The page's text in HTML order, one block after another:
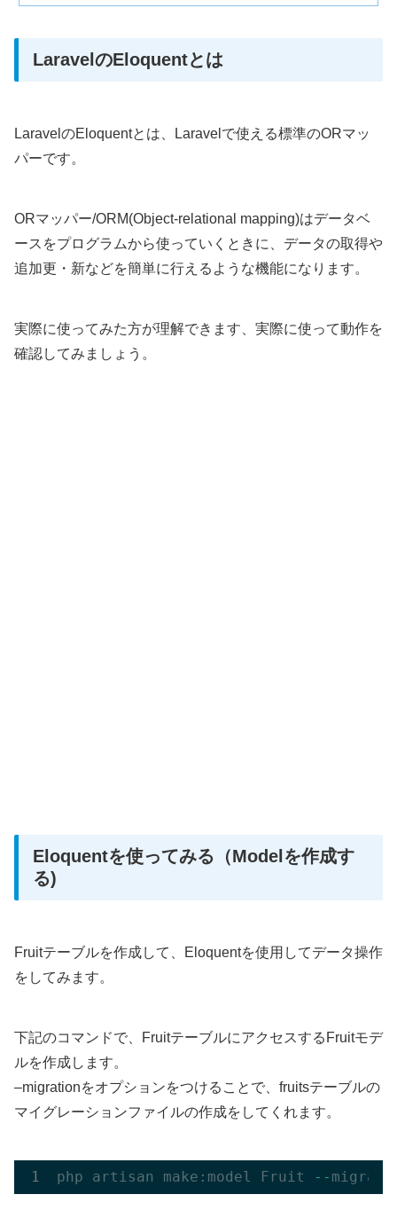
LaravelのEloquentとは
LaravelのEloquentとは、Laravelで使える標準のORマッ
パーです。
ORマッパー/ORM(Object-relational mapping)はデータベ
ースをプログラムから使っていくときに、データの取得や
追加更・新などを簡単に行えるような機能になります。
実際に使ってみた方が理解できます、実際に使って動作を
確認してみましょう。
Eloquentを使ってみる（Modelを作成す
る)
Fruitテーブルを作成して、Eloquentを使用してデータ操作
をしてみます。
下記のコマンドで、FruitテーブルにアクセスするFruitモデ
ルを作成します。
–migrationをオプションをつけることで、fruitsテーブルの
マイグレーションファイルの作成をしてくれます。
php artisan make:model Fruit - -